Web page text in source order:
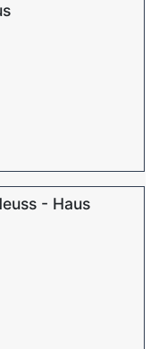
- Haus